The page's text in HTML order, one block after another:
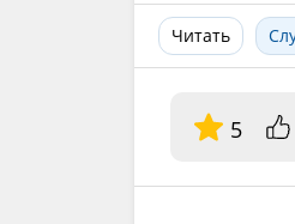
Читать
5